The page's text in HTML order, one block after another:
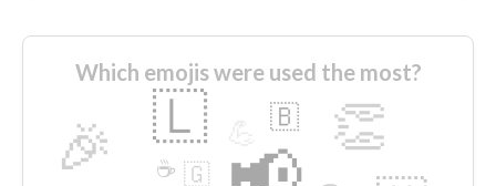
Which emojis were used the most?
🎉 👏
🇱 🇧
🇬
☕